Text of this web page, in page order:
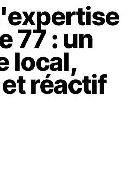
77 : un
local,
réactif